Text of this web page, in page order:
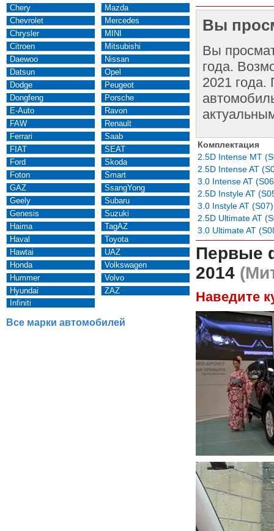
Chery
Chevrolet
Chrysler
Citroen
Daewoo
Datsun
Dodge
Dongfeng
E-Auto
FAW
Ferrari
FIAT
Ford
Foton
GAZ
Geely
Genesis
Haima
Haval
Hawtai
Honda
Hummer
Hyundai
Infiniti
Mazda
Mercedes
MINI
Mitsubishi
Nissan
Opel
Peugeot
Porsche
Ravon
Renault
Saab
SEAT
Skoda
Smart
SsangYong
Subaru
Suzuki
TagAZ
Toyota
UAZ
Volkswagen
Volvo
ZAZ
Все марки автомобилей
Вы
Вы
года.
2021 года.
Комплектация
2.5D Intense MT
2.5D Intense AT
3.0 Intense AT
2.5D Instyle AT
3.0 Instyle AT (S07)
2.5D Ultimate AT
3.0 Ultimate AT
Первые
2014
Наведите